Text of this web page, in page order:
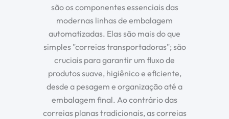
são os componentes essenciais das
modernas linhas de embalagem
automatizadas. Elas são mais do que
simples "correias transportadoras"; são
cruciais para garantir um fluxo de
produtos suave, higiênico e eficiente,
desde a pesagem e organização até a
embalagem final. Ao contrário das
correias planas tradicionais, as correias